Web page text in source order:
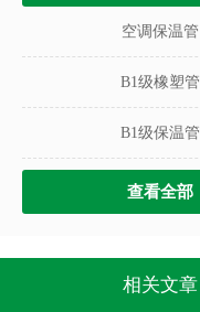
空调保温管
B1级橡塑管
B1级保温管
查看全部
相关文章